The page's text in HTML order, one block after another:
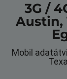
3G /
Austin,
Mobil